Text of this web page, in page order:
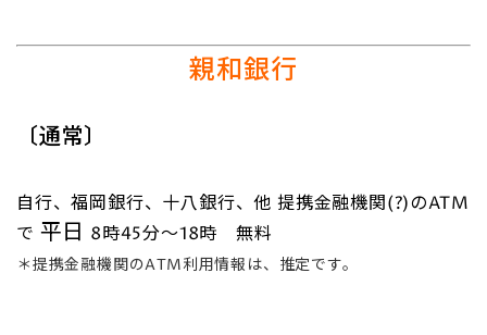
親和銀行
〔通常〕
自行、福岡銀行、十八銀行、他 提携金融機関(?)のATM
で 平日 8時45分～18時 無料
＊提携金融機関のATM利用情報は、推定です。